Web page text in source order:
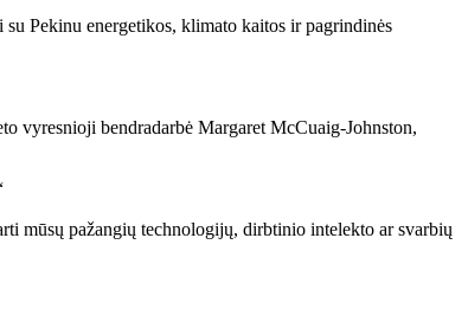
Pekinu energetikos, klimato kaitos ir pagrindinės
vyresnioji bendradarbė Margaret McCuaig-Johnston,
mūsų pažangių technologijų, dirbtinio intelekto ar svarbių